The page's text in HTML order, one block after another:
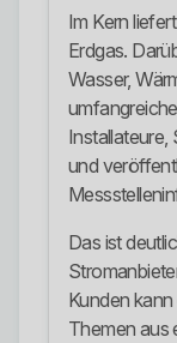
Im Kern
Erdgas.
Wasser,
Installateure,
und
Das ist
Kunden
Themen aus